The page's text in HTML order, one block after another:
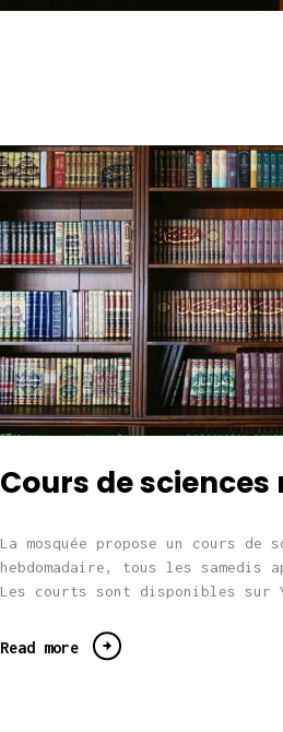
Cours de sciences
La mosquée propose un cours de
hebdomadaire, tous les samedis
Les courts sont disponibles sur
Read more